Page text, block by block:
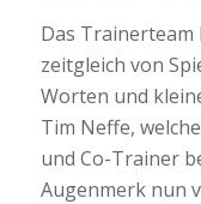
Das Trainerteam
zeitgleich von
Worten und
Tim Neffe,
und Co-Trainer
Augenmerk nun